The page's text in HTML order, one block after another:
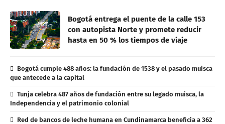
Bogotá entrega el puente de la calle 153
con autopista Norte y promete reducir
hasta en 50 % los tiempos de viaje
Bogotá cumple 488 años: la fundación de 1538 y el pasado muisca
que antecede a la capital
Tunja celebra 487 años de fundación entre su legado muisca, la
Independencia y el patrimonio colonial
Red de bancos de leche humana en Cundinamarca beneficia a 362